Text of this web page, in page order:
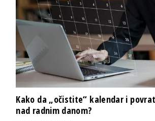
Kako da „očistite“ kalendar i
nad radnim danom?